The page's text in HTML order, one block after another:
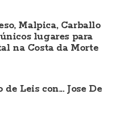
Malpica, Carballo
lugares para
na Costa da Morte
Leis con... Jose De